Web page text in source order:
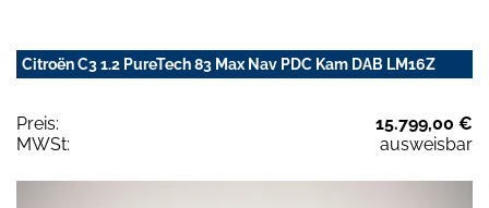
Citroën C3 1.2 PureTech 83 Max Nav PDC Kam DAB LM16Z
Preis:
15.799,00 €
MWSt:
ausweisbar